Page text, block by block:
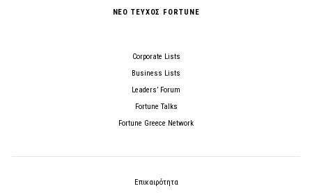
ΝΕΟ ΤΕΥΧΟΣ FORTUNE
Corporate Lists
Business Lists
Leaders’ Forum
Fortune Talks
Fortune Greece Network
Επικαιρότητα